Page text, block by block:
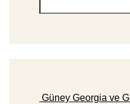
Güney Georgia ve